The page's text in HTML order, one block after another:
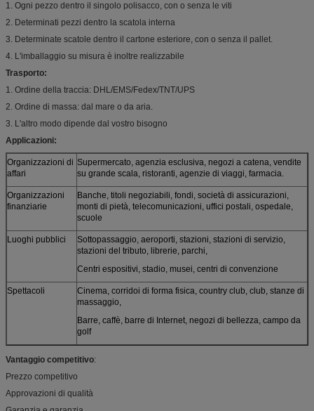
1. Ogni pezzo dentro il singolo polisacco, con o senza le viti
2. Determinati pezzi dentro la scatola interna
3. Determinate scatole dentro il cartone esteriore, con o senza il pallet.
4. L'imballaggio su misura è inoltre realizzabile
Trasporto:
1. Ordine della traccia: DHL/EMS/Fedex/TNT/UPS
2. Ordine di massa: dal mare o da aria.
3. L'altro modo dipende dal vostro bisogno
Applicazioni:
Organizzazioni di
affari
Supermercato, agenzia esclusiva, negozi a catena, vendite
su grande scala, ristoranti, agenzie di viaggi, farmacia.
Organizzazioni
finanziarie
Banche, titoli negoziabili, fondi, società di assicurazioni,
monti di pietà, telecomunicazioni, uffici postali, ospedale,
scuole
Luoghi pubblici
Sottopassaggio, aeroporti, stazioni, stazioni di servizio,
stazioni del tributo, librerie, parchi,
Centri espositivi, stadio, musei, centri di convenzione
Spettacoli
Cinema, corridoi di forma fisica, country club, club, stanze di
massaggio,
Barre, caffè, barre di Internet, negozi di bellezza, campo da
golf
Vantaggio competitivo:
Prezzo competitivo
Approvazioni di qualità